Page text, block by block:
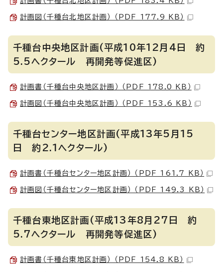
計画図（千種台北地区計画） （PDF 177.9 KB）
千種台中央地区計画(平成10年12月4日 約
5.5ヘクタール 再開発等促進区)
計画書（千種台中央地区計画） （PDF 178.0 KB）
計画図（千種台中央地区計画） （PDF 153.6 KB）
千種台センター地区計画(平成13年5月15
日 約2.1ヘクタール)
計画書（千種台センター地区計画） （PDF 161.7 KB）
計画図（千種台センター地区計画） （PDF 149.3 KB）
千種台東地区計画(平成13年8月27日 約
5.7ヘクタール 再開発等促進区)
計画書（千種台東地区計画） （PDF 154.8 KB）